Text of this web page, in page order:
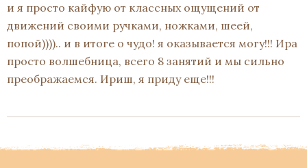
и я просто кайфую от классных ощущений от
движений своими ручками, ножками, шеей,
попой)))).. и в итоге о чудо! я оказывается могу!!! Ира
просто волшебница, всего 8 занятий и мы сильно
преображаемся. Ириш, я приду еще!!!